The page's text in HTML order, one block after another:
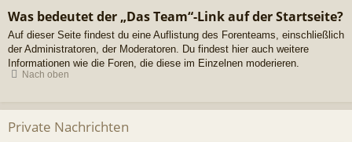
Was bedeutet der „Das Team“-Link auf der Startseite?
Auf dieser Seite findest du eine Auflistung des Forenteams, einschließlich
der Administratoren, der Moderatoren. Du findest hier auch weitere
Informationen wie die Foren, die diese im Einzelnen moderieren.
Nach oben
Private Nachrichten